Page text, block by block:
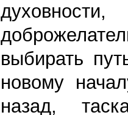
выбирать
новому
назад,